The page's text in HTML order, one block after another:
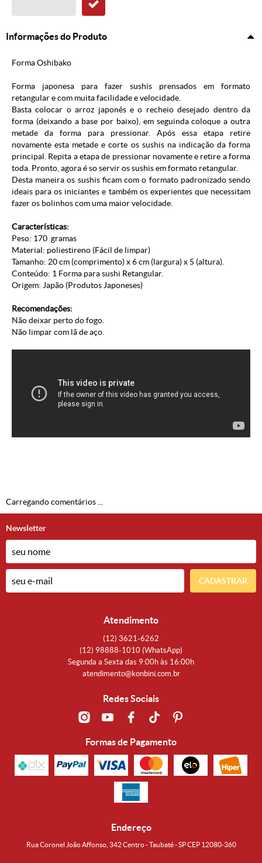
Informações do Produto
Forma Oshibako
Forma japonesa para fazer sushis prensados em formato
retangular e com muita facilidade e velocidade.
Basta colocar o arroz japonês e o recheio desejado dentro da
forma (deixando a base por baixo), em seguinda coloque a outra
metade da forma para pressionar. Após essa etapa retire
novamente esta metade e corte os sushis na indicação da forma
principal. Repita a etapa de pressionar novamente e retire a forma
toda. Pronto, agora é so servir os sushis em formato retangular.
Desta maneira os sushis ficam com o formato padronizado sendo
ideais para os iniciantes e também os experientes que necessitam
fazer os bolinhos com uma maior velocidade.
Características:
Peso: 170 gramas
Material: poliestireno (Fácil de limpar)
Tamanho: 20 cm (comprimento) x 6 cm (largura) x 5 (altura).
Conteúdo: 1 Forma para sushi Retangular.
Origem: Japão (Produtos Japoneses)
Recomendações:
Não deixar perto do fogo.
Não limpar com lã de aço.
Carregando comentários ...
Newsletter
CADASTRAR
Atendimento
(12) 3621-6262
(12) 98888-1010 (WhatsApp)
Segunda a Sexta das 9:00h às 16:00h
atendimento@konbini.com.br
Redes Sociais
Formas de Pagamento
Endereço
Rua Coronel João Affonso, 342 Centro - Taubaté - SP CEP 12080-360